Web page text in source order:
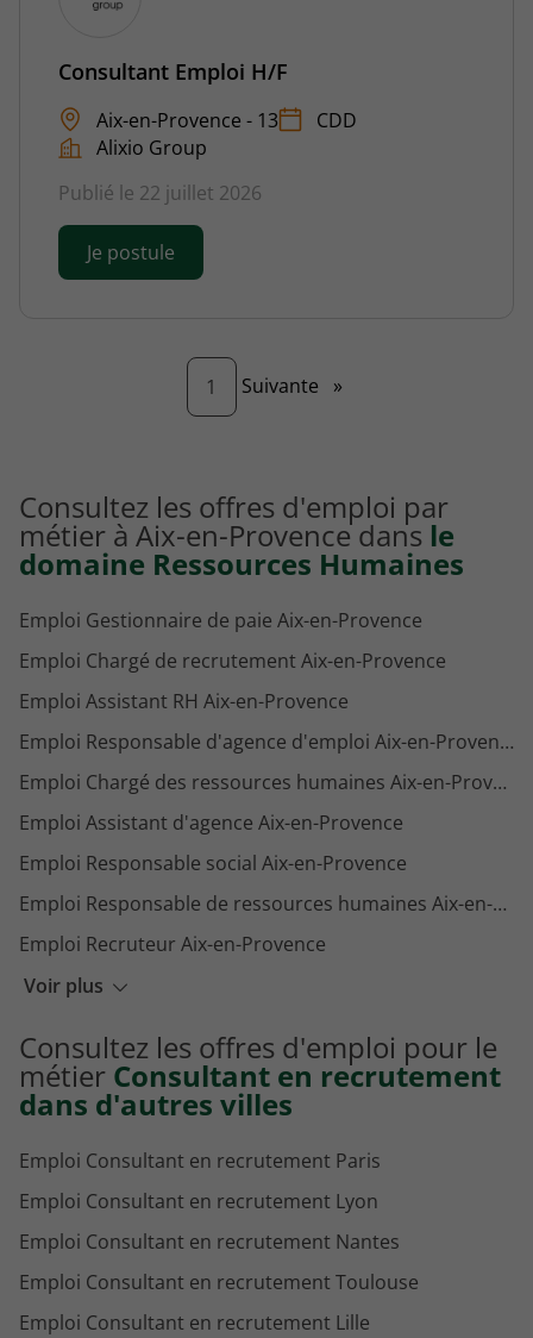
Consultant Emploi H/F
Aix-en-Provence - 13
CDD
Alixio Group
Publié le 22 juillet 2026
Je postule
1 Page
Suivante »
Consultez les offres d'emploi par
métier à Aix-en-Provence dans le
domaine Ressources Humaines
Voir plus
Emploi Gestionnaire de paie Aix-en-Provence
Emploi Chargé de recrutement Aix-en-Provence
Emploi Assistant RH Aix-en-Provence
Emploi Responsable d'agence d'emploi Aix-en-Provence
Emploi Chargé des ressources humaines Aix-en-Provence
Emploi Assistant d'agence Aix-en-Provence
Emploi Responsable social Aix-en-Provence
Emploi Responsable de ressources humaines Aix-en-Provence
Emploi Recruteur Aix-en-Provence
Emploi Attaché RH Aix-en-Provence
Emploi Consultant RH Aix-en-Provence
Consultez les offres d'emploi pour le
métier Consultant en recrutement
dans d'autres villes
Emploi Consultant en recrutement Paris
Emploi Consultant en recrutement Lyon
Emploi Consultant en recrutement Nantes
Emploi Consultant en recrutement Toulouse
Emploi Consultant en recrutement Lille